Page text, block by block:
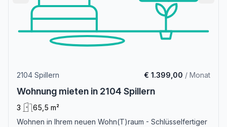
2104 Spillern € 1.399,00 / Monat
Wohnung mieten in 2104 Spillern
3
65,5 m²
Wohnen in Ihrem neuen Wohn(T)raum - Schlüsselfertiger